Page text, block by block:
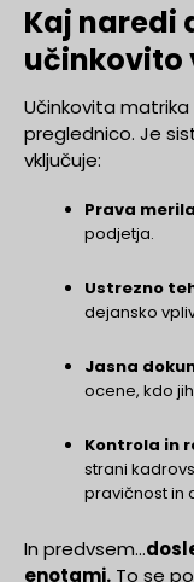
Kaj naredi
učinkovito
Učinkovita
preglednico. Je
vključuje:
Prava
podjetja.
Ustrezno
dejansko
Jasna
ocene, kdo
Kontrola in
strani
pravičnost in
In predvsem...
enotami. To se